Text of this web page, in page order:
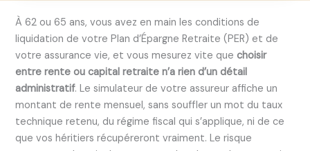
À 62 ou 65 ans, vous avez en main les conditions de
liquidation de votre Plan d’Épargne Retraite (PER) et de
votre assurance vie, et vous mesurez vite quechoisir
entre rente ou capital retraite n’a rien d’un détail
administratif. Le simulateur de votre assureur affiche un
montant de rente mensuel, sans souffler un mot du taux
technique retenu, du régime fiscal qui s’applique, ni de ce
que vos héritiers récupéreront vraiment. Le risque